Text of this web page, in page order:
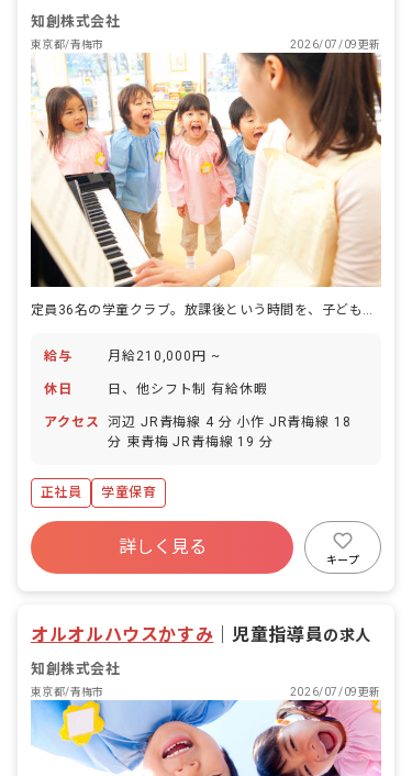
知創株式会社
東京都/青梅市 2026/07/09更新
定員36名の学童クラブ。放課後という時間を、子どもと一緒につくっていく仕事です。
給与 月給210,000円 ~
休日 日、他シフト制 有給休暇
アクセス
河辺 JR青梅線 4 分 小作 JR青梅線 18
分 東青梅 JR青梅線 19 分
正社員 学童保育
詳しく見る
キープ
オルオルハウスかすみ ｜児童指導員の求人
知創株式会社
東京都/青梅市 2026/07/09更新